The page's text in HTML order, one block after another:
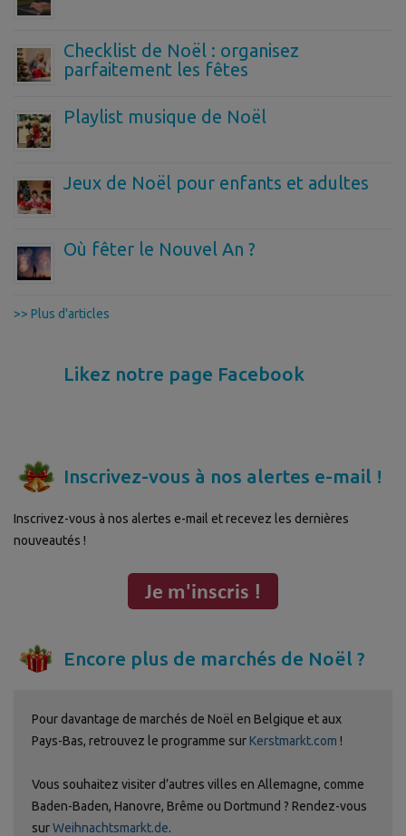
Checklist de Noël : organisez
parfaitement les fêtes
Playlist musique de Noël
Jeux de Noël pour enfants et adultes
Où fêter le Nouvel An ?
>> Plus d'articles
Likez notre page Facebook
Inscrivez-vous à nos alertes e-mail !
Inscrivez-vous à nos alertes e-mail et recevez les dernières
nouveautés !
Encore plus de marchés de Noël ?
Pour davantage de marchés de Noël en Belgique et aux
Pays-Bas, retrouvez le programme surKerstmarkt.com !
Vous souhaitez visiter d’autres villes en Allemagne, comme
Baden-Baden, Hanovre, Brême ou Dortmund ? Rendez-vous
surWeihnachtsmarkt.de.